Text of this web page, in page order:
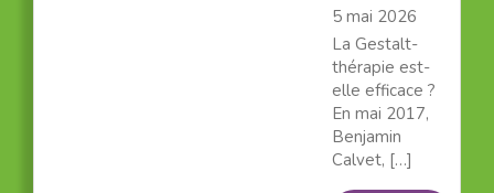
5 mai 2026
La Gestalt-
thérapie est-
elle efficace ?
En mai 2017,
Benjamin
Calvet, […]